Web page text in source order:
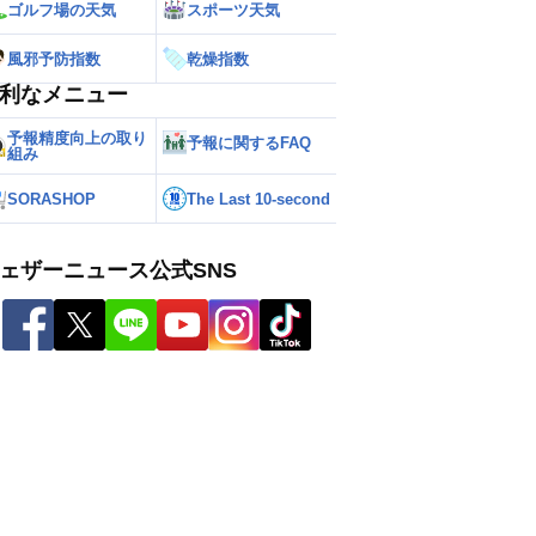
ゴルフ場の天気 スポーツ天気
風邪予防指数 乾燥指数
なメニュー
予報精度向上の取り
組み
予報に関するFAQ
SORASHOP The Last 10-second
ザーニュース公式SNS